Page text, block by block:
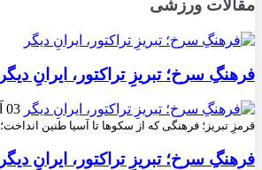
مقالات ورزشی
فرهنگِ سرخ؛ تبریزِ تراکتور، ایرانِ دیگر
03 آبان 1404
قرمزِ تبریز؛ فرهنگی که از سکوها تا آسیا طنین انداخت؛
فرهنگِ سرخ؛ تبریزِ تراکتور، ایرانِ دیگر